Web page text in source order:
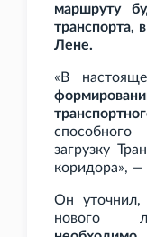
маршруту
транспорта,
Лене.
«В
способного
загрузку
коридора»,
Он уточнил,
нового